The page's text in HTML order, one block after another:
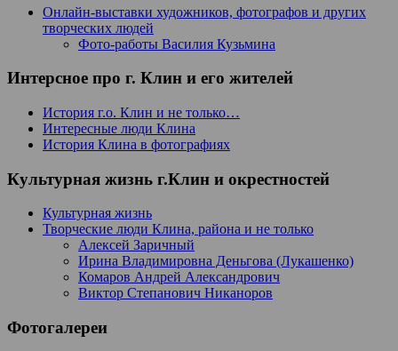
Онлайн-выставки художников, фотографов и других
творческих людей
Фото-работы Василия Кузьмина
Интерсное про г. Клин и его жителей
История г.о. Клин и не только…
Интересные люди Клина
История Клина в фотографиях
Культурная жизнь г.Клин и окрестностей
Культурная жизнь
Творческие люди Клина, района и не только
Алексей Заричный
Ирина Владимировна Деньгова (Лукашенко)
Комаров Андрей Александрович
Виктор Степанович Никаноров
Фотогалереи